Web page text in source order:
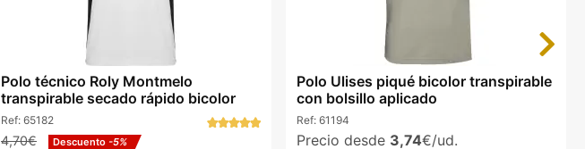
Polo técnico Roly Montmelo
transpirable secado rápido bicolor
Ref: 65182
4,70€ Descuento -5%
Polo Ulises piqué bicolor transpirable
con bolsillo aplicado
Ref: 61194
Precio desde 3,74€/ud.
Next